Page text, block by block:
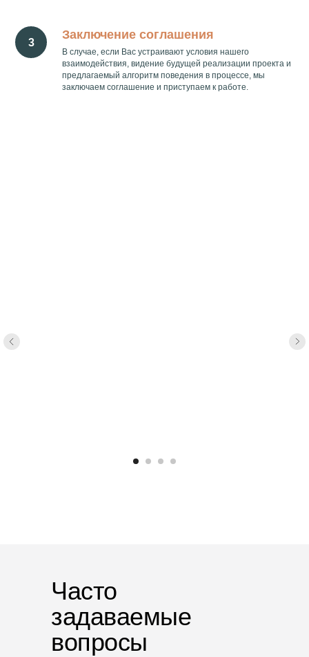
Заключение соглашения
В случае, если Вас устраивают условия нашего
взаимодействия, видение будущей реализации проекта и
предлагаемый алгоритм поведения в процессе, мы
заключаем соглашение и приступаем к работе.
Часто
задаваемые
вопросы